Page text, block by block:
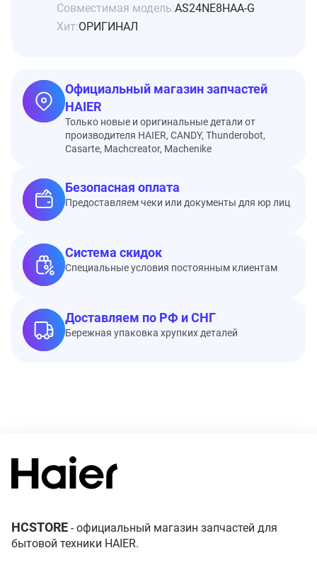
Совместимая модель:AS24NE8HAA-G
Хит:ОРИГИНАЛ
Официальный магазин запчастей
HAIER
Только новые и оригинальные детали от
производителя HAIER, CANDY, Thunderobot,
Casarte, Machcreator, Machenike
Безопасная оплата
Предоставляем чеки или документы для юр лиц
Система скидок
Специальные условия постоянным клиентам
Доставляем по РФ и СНГ
Бережная упаковка хрупких деталей
HCSTORE - официальный магазин запчастей для
бытовой техники HAIER.